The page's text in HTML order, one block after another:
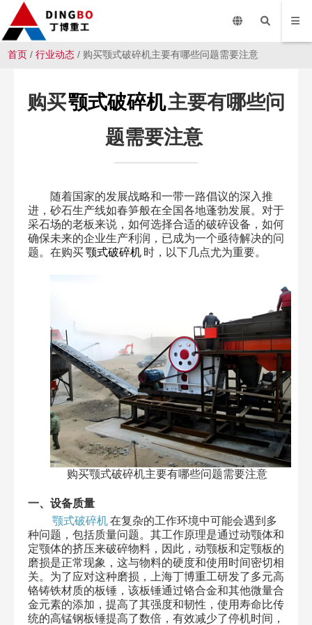
首页 /行业动态 / 购买颚式破碎机主要有哪些问题需要注意
购买颚式破碎机主要有哪些问
题需要注意
随着国家的发展战略和一带一路倡议的深入推
进，砂石生产线如春笋般在全国各地蓬勃发展。对于
采石场的老板来说，如何选择合适的破碎设备，如何
确保未来的企业生产利润，已成为一个亟待解决的问
题。在购买颚式破碎机 时，以下几点尤为重要。
购买颚式破碎机主要有哪些问题需要注意
一、设备质量
颚式破碎机在复杂的工作环境中可能会遇到多
种问题，包括质量问题。其工作原理是通过动颚体和
定颚体的挤压来破碎物料，因此，动颚板和定颚板的
磨损是正常现象，这与物料的硬度和使用时间密切相
关。为了应对这种磨损，上海丁博重工研发了多元高
铬铸铁材质的板锤，该板锤通过铬合金和其他微量合
金元素的添加，提高了其强度和韧性，使用寿命比传
统的高锰钢板锤提高了数倍，有效减少了停机时间，